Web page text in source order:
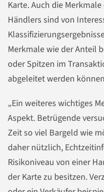
Karte. Auch die
Händlers sind von
Merkmale wie der Anteil
oder Spitzen im
abgeleitet werden
„Ein weiteres wichtiges
Aspekt. Betrügende
Zeit so viel Bargeld wie
daher nützlich,
Risikoniveau von einer
der Karte zu besitzen.